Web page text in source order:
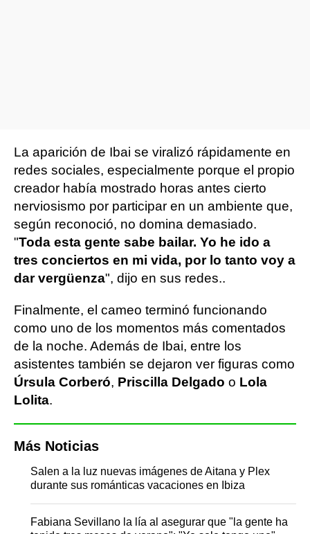
La aparición de Ibai se viralizó rápidamente en
redes sociales, especialmente porque el propio
creador había mostrado horas antes cierto
nerviosismo por participar en un ambiente que,
según reconoció, no domina demasiado.
"Toda esta gente sabe bailar. Yo he ido a
tres conciertos en mi vida, por lo tanto voy a
dar vergüenza", dijo en sus redes..
Finalmente, el cameo terminó funcionando
como uno de los momentos más comentados
de la noche. Además de Ibai, entre los
asistentes también se dejaron ver figuras como
Úrsula Corberó, Priscilla Delgado o Lola
Lolita.
Más Noticias
Salen a la luz nuevas imágenes de Aitana y Plex
durante sus románticas vacaciones en Ibiza
Fabiana Sevillano la lía al asegurar que "la gente ha